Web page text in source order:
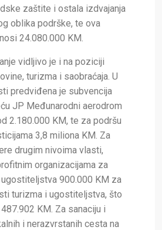
zaštite i ostala izdvajanja
oblika podrške, te ova
24.080.000 KM.
vidljivo je i na poziciji
turizma i saobraćaja. U
predviđena je subvencija
JP Međunarodni aerodrom
2.180.000 KM, te za podršu
3,8 miliona KM. Za
drugim nivoima vlasti,
organizacijama za
900.000 KM za
turizma i ugostiteljstva, što
KM. Za sanaciju i
i nerazvrstanih cesta na